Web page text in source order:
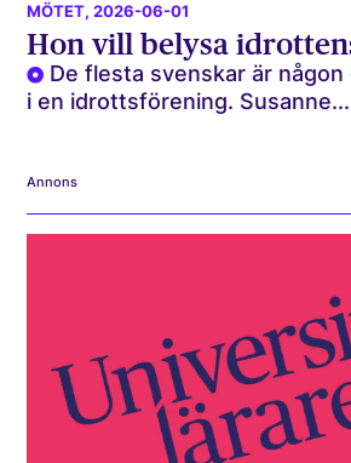
MÖTET, 2026-06-01
Hon vill belysa
De flesta svenskar är någon
i en idrottsförening. Susanne...
Annons